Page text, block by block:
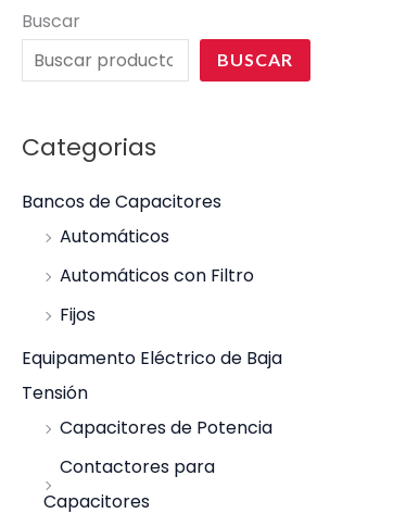
Buscar
BUSCAR
Categorias
Bancos de Capacitores
Automáticos
Automáticos con Filtro
Fijos
Equipamento Eléctrico de Baja
Tensión
Capacitores de Potencia
Contactores para
Capacitores